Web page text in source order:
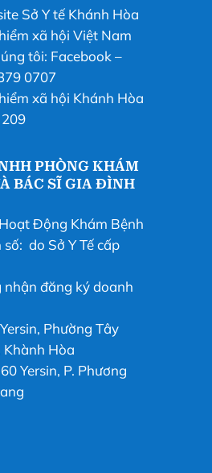
Sở Y tế Khánh Hòa
xã hội Việt Nam
tôi: Facebook –
0707
xã hội Khánh Hòa
209
PHÒNG KHÁM
BÁC SĨ GIA ĐÌNH
Động Khám Bệnh
do Sở Y Tế cấp
nhận đăng ký doanh
Phường Tây
Khành Hòa
Yersin, P. Phương